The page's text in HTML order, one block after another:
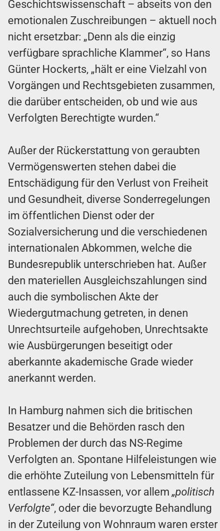
Geschichtswissenschaft – abseits von den
emotionalen Zuschreibungen – aktuell noch
nicht ersetzbar: „Denn als die einzig
verfügbare sprachliche Klammer“, so Hans
Günter Hockerts, „hält er eine Vielzahl von
Vorgängen und Rechtsgebieten zusammen,
die darüber entscheiden, ob und wie aus
Verfolgten Berechtigte wurden.“
Außer der Rückerstattung von geraubten
Vermögenswerten stehen dabei die
Entschädigung für den Verlust von Freiheit
und Gesundheit, diverse Sonderregelungen
im öffentlichen Dienst oder der
Sozialversicherung und die verschiedenen
internationalen Abkommen, welche die
Bundesrepublik unterschrieben hat. Außer
den materiellen Ausgleichszahlungen sind
auch die symbolischen Akte der
Wiedergutmachung getreten, in denen
Unrechtsurteile aufgehoben, Unrechtsakte
wie Ausbürgerungen beseitigt oder
aberkannte akademische Grade wieder
anerkannt werden.
In Hamburg nahmen sich die britischen
Besatzer und die Behörden rasch den
Problemen der durch das NS-Regime
Verfolgten an. Spontane Hilfeleistungen wie
die erhöhte Zuteilung von Lebensmitteln für
entlassene KZ-Insassen, vor allem „politisch
Verfolgte“, oder die bevorzugte Behandlung
in der Zuteilung von Wohnraum waren erster